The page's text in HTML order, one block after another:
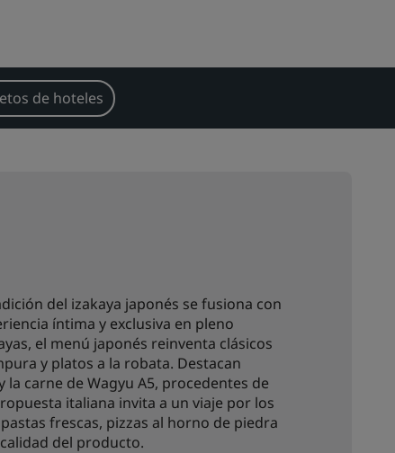
de hoteles
del izakaya japonés se fusiona con
íntima y exclusiva en pleno
el menú japonés reinventa clásicos
y platos a la robata. Destacan
carne de Wagyu A5, procedentes de
italiana invita a un viaje por los
frescas, pizzas al horno de piedra
del producto.